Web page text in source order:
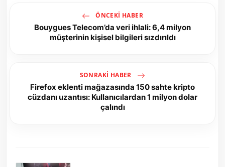
ÖNCEKI HABER
Bouygues Telecom’da veri ihlali: 6,4 milyon
müşterinin kişisel bilgileri sızdırıldı
SONRAKI HABER
Firefox eklenti mağazasında 150 sahte kripto
cüzdanı uzantısı: Kullanıcılardan 1 milyon dolar
çalındı